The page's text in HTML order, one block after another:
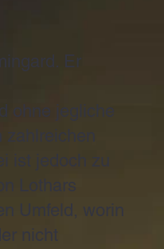
Er
ohne jegliche
zahlreichen
ist jedoch zu
Lothars
Umfeld, worin
nicht